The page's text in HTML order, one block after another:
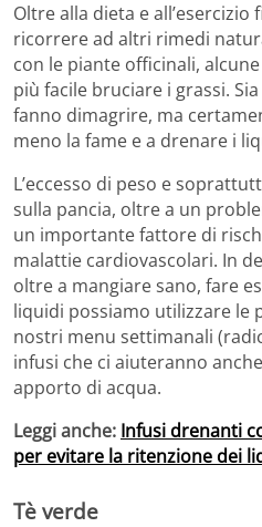
Oltre alla dieta e all’esercizio
ricorrere ad altri rimedi
con le piante officinali,
più facile bruciare i grassi.
fanno dimagrire, ma
meno la fame e a drenare i
L’eccesso di peso e
sulla pancia, oltre a un
un importante fattore di
malattie cardiovascolari. In
oltre a mangiare sano, fare
liquidi possiamo utilizzare le
nostri menu settimanali
infusi che ci aiuteranno
apporto di acqua.
Leggi anche: Infusi drenanti
per evitare la ritenzione dei
Tè verde